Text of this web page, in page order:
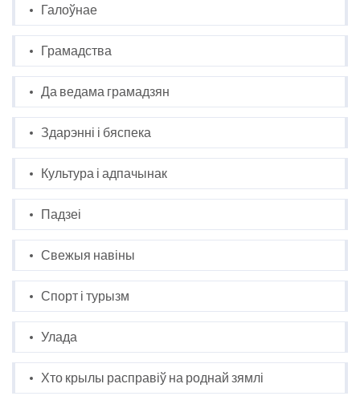
Галоўнае
Грамадства
Да ведама грамадзян
Здарэнні і бяспека
Культура і адпачынак
Падзеі
Свежыя навіны
Спорт і турызм
Улада
Хто крылы расправіў на роднай зямлі